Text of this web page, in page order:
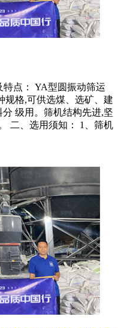
特点： YA型圆振动筛运
规格,可供选煤、选矿、建
级用。筛机结构先进,坚
二、选用须知： 1、筛机